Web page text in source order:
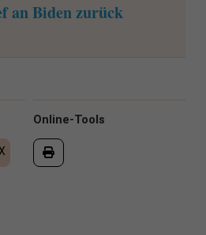
an Biden zurück
Online-Tools